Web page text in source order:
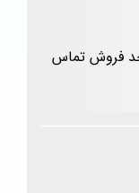
فروش تماس